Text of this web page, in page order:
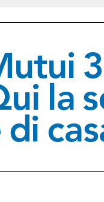
VALCELLINA TORNANO A CLAUT
CON MARIJUANA ED EROINA: IN